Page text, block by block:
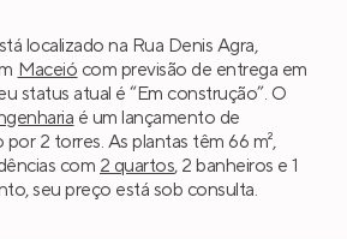
localizado na Rua Denis Agra,
Maceió com previsão de entrega em
status atual é “Em construção”. O
é um lançamento de
2 torres. As plantas têm 66 m²,
com 2 quartos, 2 banheiros e 1
seu preço está sob consulta.